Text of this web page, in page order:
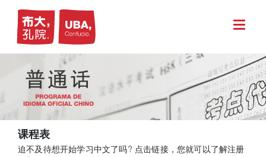
课程表
迫不及待想开始学习中文了吗? 点击链接，您就可以了解注册